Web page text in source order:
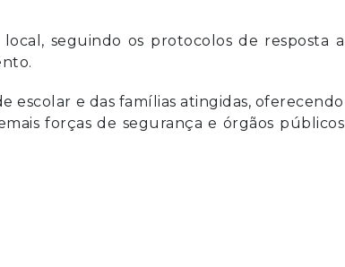
seguindo os protocolos de resposta a
escolar e das famílias atingidas, oferecendo
forças de segurança e órgãos públicos